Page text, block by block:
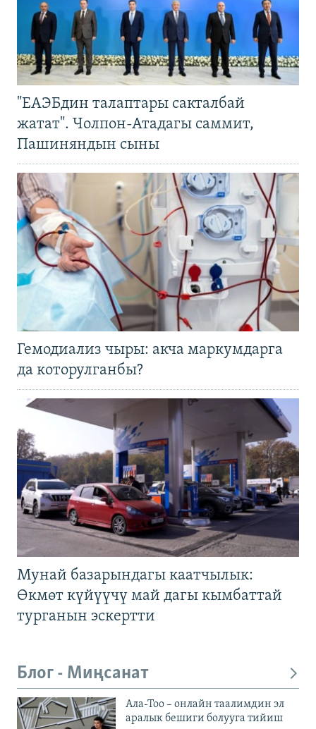
"ЕАЭБдин талаптары сакталбай
жатат". Чолпон-Атадагы саммит,
Пашиняндын сыны
Гемодиализ чыры: акча маркумдарга
да которулганбы?
Мунай базарындагы каатчылык:
Өкмөт күйүүчү май дагы кымбаттай
турганын эскертти
Блог - Миңсанат
Ала-Тоо – онлайн таалимдин эл
аралык бешиги болууга тийиш